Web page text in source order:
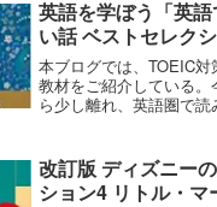
英語を学ぼう「英
い話 ベストセレクシ
本ブログでは、TOEIC対
教材をご紹介している
ら少し離れ、英語圏で読
クション ちょっといい
（編）アルク 以下本書
改訂版 ディズニー
ション4 リトル・マ